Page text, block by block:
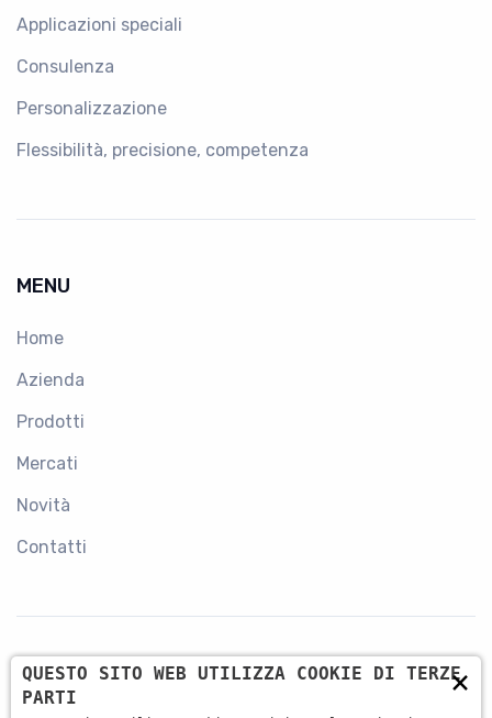
Applicazioni speciali
Consulenza
Personalizzazione
Flessibilità, precisione, competenza
MENU
Home
Azienda
Prodotti
Mercati
Novità
Contatti
CONTATTI
×
QUESTO SITO WEB UTILIZZA COOKIE DI TERZE
PARTI